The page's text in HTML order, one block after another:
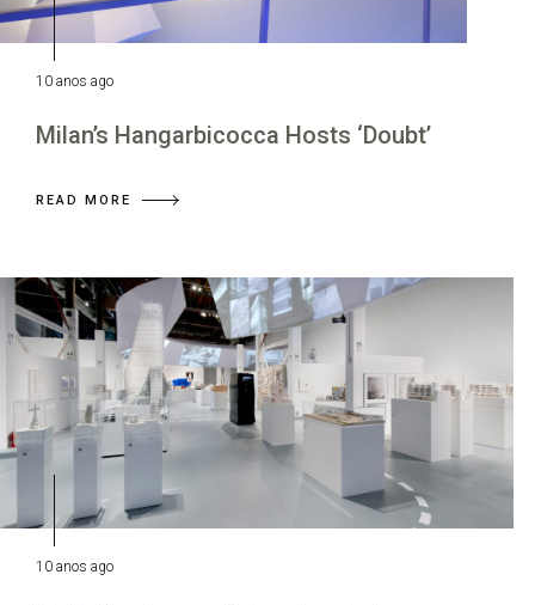
10 anos ago
Milan’s Hangarbicocca Hosts ‘Doubt’
READ MORE
10 anos ago